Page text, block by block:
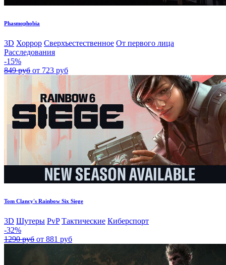
Phasmophobia
3D Хоррор Сверхъестественное От первого лица
Расследования
-15%
849 руб от 723 руб
Tom Clancy's Rainbow Six Siege
3D Шутеры PvP Тактические Киберспорт
-32%
1290 руб от 881 руб